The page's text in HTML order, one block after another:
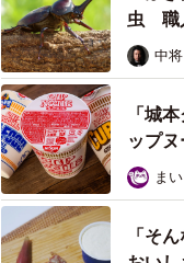
も含めた豊かな情報量
に興味がある方はぜひ
エリちゃん関連情報
Xアカウント：
https://
NorthSmile：
https://
虫 職
ル」
中
「城
ップ
ま
「そ